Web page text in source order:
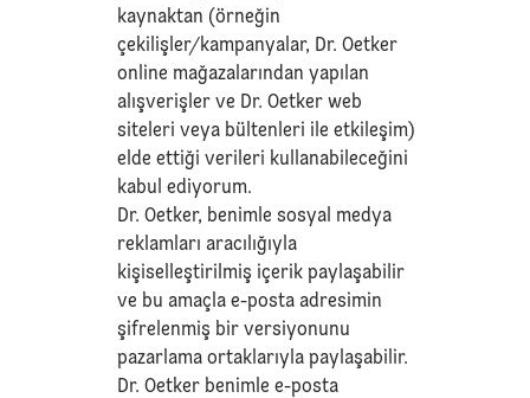
kaynaktan (örneğin
çekilişler/kampanyalar, Dr. Oetker
online mağazalarından yapılan
alışverişler ve Dr. Oetker web
siteleri veya bültenleri ile etkileşim)
elde ettiği verileri kullanabileceğini
kabul ediyorum.
Dr. Oetker, benimle sosyal medya
reklamları aracılığıyla
kişiselleştirilmiş içerik paylaşabilir
ve bu amaçla e-posta adresimin
şifrelenmiş bir versiyonunu
pazarlama ortaklarıyla paylaşabilir.
Dr. Oetker benimle e-posta